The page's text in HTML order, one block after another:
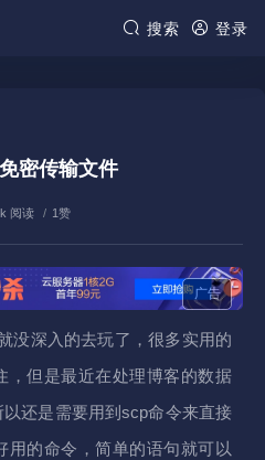
搜索 登录
密传输文件
阅读 / 1赞
广告
没深入的去玩了，很多实用的
，但是最近在处理博客的数据
还是需要用到scp命令来直接
用的命令，简单的语句就可以